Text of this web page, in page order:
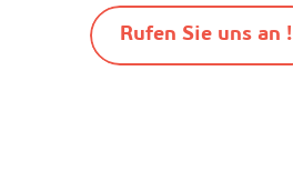
Rufen Sie uns an !